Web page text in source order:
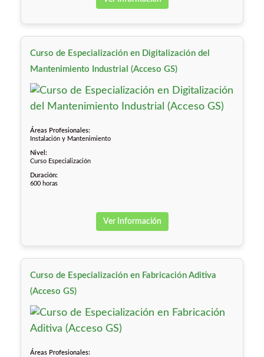
Curso de Especialización en Digitalización del
Mantenimiento Industrial (Acceso GS)
Áreas Profesionales:
Instalación y Mantenimiento
Nivel:
Curso Especialización
Duración:
600 horas
Ver Información
Curso de Especialización en Fabricación Aditiva
(Acceso GS)
Áreas Profesionales: